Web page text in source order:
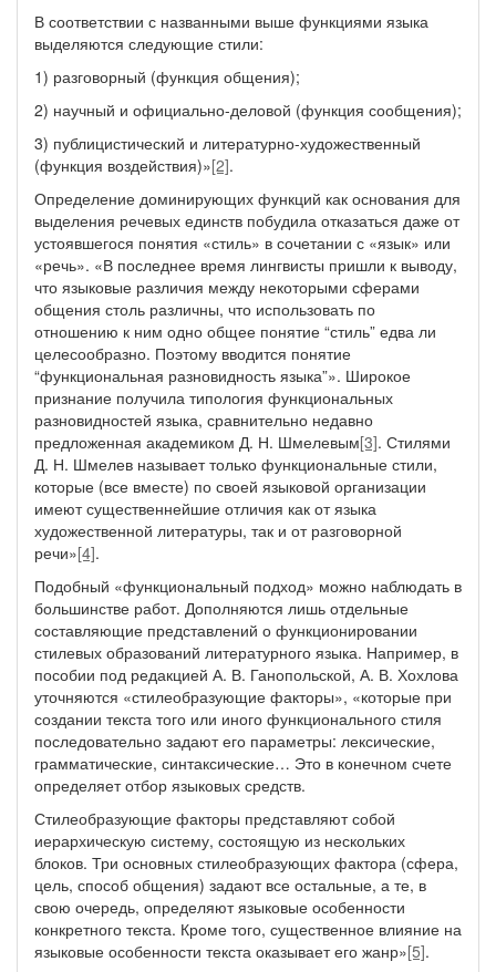
В соответствии с названными выше функциями языка
выделяются следующие стили:
1) разговорный (функция общения);
2) научный и официально-деловой (функция сообщения);
3) публицистический и литературно-художественный
(функция воздействия)»[2].
Определение доминирующих функций как основания для
выделения речевых единств побудила отказаться даже от
устоявшегося понятия «стиль» в сочетании с «язык» или
«речь». «В последнее время лингвисты пришли к выводу,
что языковые различия между некоторыми сферами
общения столь различны, что использовать по
отношению к ним одно общее понятие “стиль” едва ли
целесообразно. Поэтому вводится понятие
“функциональная разновидность языка”». Широкое
признание получила типология функциональных
разновидностей языка, сравнительно недавно
предложенная академиком Д. Н. Шмелевым[3]. Стилями
Д. Н. Шмелев называет только функциональные стили,
которые (все вместе) по своей языковой организации
имеют существеннейшие отличия как от языка
художественной литературы, так и от разговорной
речи»[4].
Подобный «функциональный подход» можно наблюдать в
большинстве работ. Дополняются лишь отдельные
составляющие представлений о функционировании
стилевых образований литературного языка. Например, в
пособии под редакцией А. В. Ганопольской, А. В. Хохлова
уточняются «стилеобразующие факторы», «которые при
создании текста того или иного функционального стиля
последовательно задают его параметры: лексические,
грамматические, синтаксические… Это в конечном счете
определяет отбор языковых средств.
Стилеобразующие факторы представляют собой
иерархическую систему, состоящую из нескольких
блоков. Три основных стилеобразующих фактора (сфера,
цель, способ общения) задают все остальные, а те, в
свою очередь, определяют языковые особенности
конкретного текста. Кроме того, существенное влияние на
языковые особенности текста оказывает его жанр»[5].